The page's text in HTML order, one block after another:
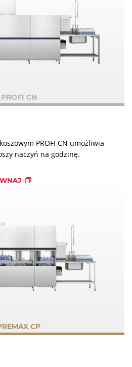
PROFI CN
PROFI CN umożliwia
naczyń na godzinę.
CP